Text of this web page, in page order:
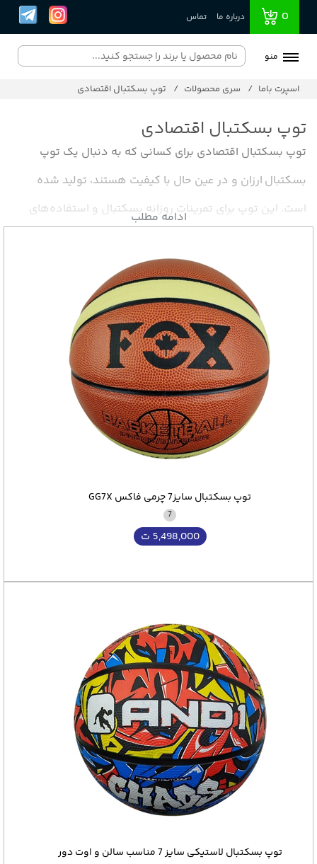
0 درباره ما تماس
منو
اسپرت باما سری محصولات توپ بسکتبال اقتصادی
توپ بسکتبال اقتصادی
توپ بسکتبال اقتصادی برای کسانی که به دنبال یک توپ
بسکتبال ارزان و در عین حال با کیفیت هستند، تولید شده
است. این توپ برای تمرینات روزانه بسکتبال و استفاده‌های
به دلیل ساختار مقاوم و قیمت مناسب، انتخابی بی نظیر برای
افرادی است که به دنبال یک توپ بسکتبال با قیمت پایین و
کیفیت بالا هستند. با این توپ می‌توانید انواع تمرینات
بسکتبال خود را به راحتی انجام دهید.
ادامه مطلب در پایین صفحه
ادامه مطلب
توپ بسکتبال سایز7 چرمی فاکس GG7X
7
5,498,000 ت
توپ بسکتبال لاستیکی سایز 7 مناسب سالن و اوت دور